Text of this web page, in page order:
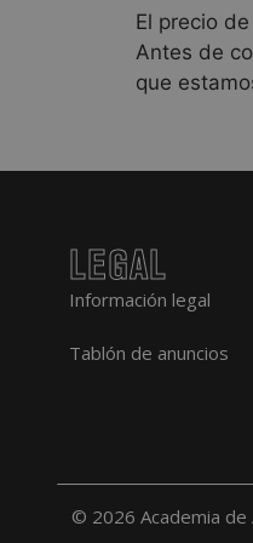
El precio
Antes de
que
LEGAL
Información legal
Tablón de anuncios
© 2026 Academia